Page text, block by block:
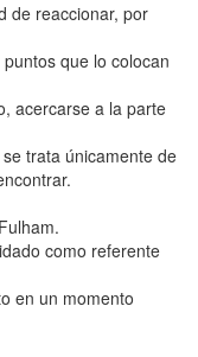
de reaccionar, por
que lo colocan
acercarse a la parte
trata únicamente de
como referente
en un momento